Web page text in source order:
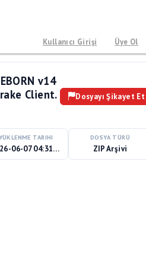
Kullanıcı Girişi Üye Ol
v14
Client.
Dosyayı Şikayet Et
TARIHI
2026-06-07 04:31:09
DOSYA TÜRÜ
ZIP Arşivi